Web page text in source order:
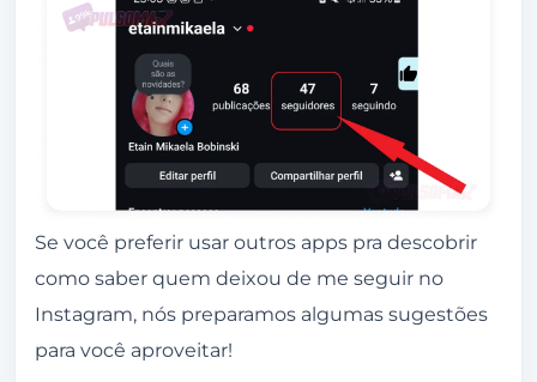
Se você preferir usar outros apps pra descobrir
como saber quem deixou de me seguir no
Instagram, nós preparamos algumas sugestões
para você aproveitar!